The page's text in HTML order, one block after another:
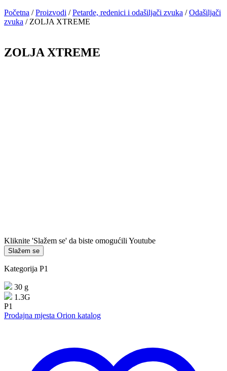
Početna / Proizvodi / Petarde, redenici i odašiljači zvuka / Odašiljači
zvuka /ZOLJA XTREME
ZOLJA XTREME
Kliknite 'Slažem se' da biste omogućili Youtube
Slažem se
Kategorija P1
30 g
1.3G
P1
Prodajna mjesta Orion katalog